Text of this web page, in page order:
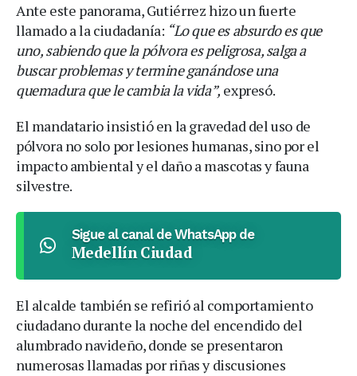
Ante este panorama, Gutiérrez hizo un fuerte
llamado a la ciudadanía: “Lo que es absurdo es que
uno, sabiendo que la pólvora es peligrosa, salga a
buscar problemas y termine ganándose una
quemadura que le cambia la vida”, expresó.
El mandatario insistió en la gravedad del uso de
pólvora no solo por lesiones humanas, sino por el
impacto ambiental y el daño a mascotas y fauna
silvestre.
Sigue al canal de WhatsApp de
Medellín Ciudad
El alcalde también se refirió al comportamiento
ciudadano durante la noche del encendido del
alumbrado navideño, donde se presentaron
numerosas llamadas por riñas y discusiones